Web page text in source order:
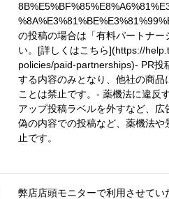
の投稿の場合は「有料パートナー
い。 [詳しくはこちら](https://
policies/paid-partnerships)- PR投
する内容のみとなり、他社の商
ことは禁止です。- 薬機法に違反
アップ投稿ラベルを外すなど、
偽の内容での投稿など、薬機法
止です。
弊店店頭モニターで利用させてい